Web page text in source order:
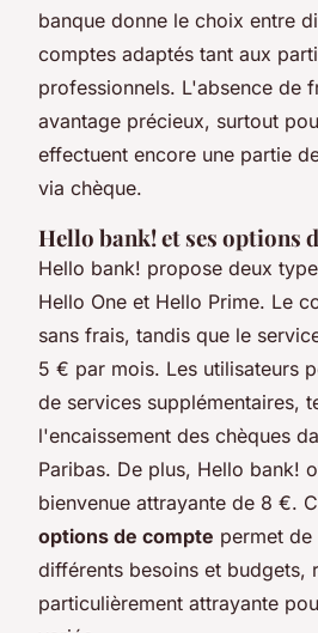
banque donne le choix entre
comptes adaptés tant aux
professionnels. L'absence de
avantage précieux, surtout
effectuent encore une partie
via chèque.
Hello bank! et ses options
Hello bank! propose deux
Hello One et Hello Prime. Le
sans frais, tandis que le
5 € par mois. Les utilisateurs
de services supplémentaires,
l'encaissement des chèques
Paribas. De plus, Hello bank!
bienvenue attrayante de 8 €.
options de compte permet
différents besoins et budgets,
particulièrement attrayante